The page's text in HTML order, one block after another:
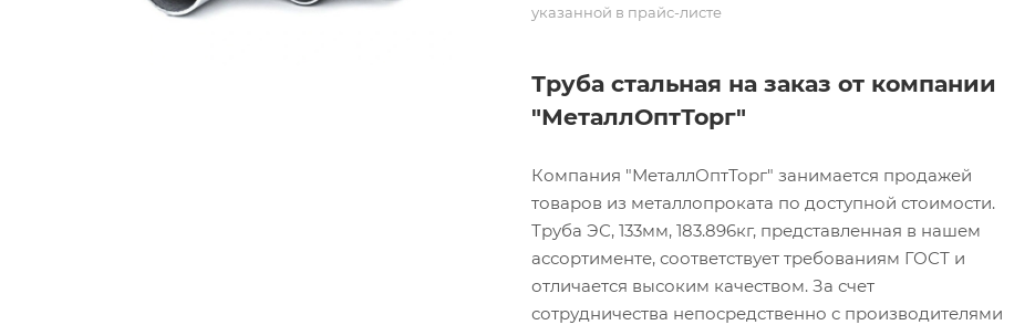
указанной в прайс-листе
Труба стальная на заказ от компании
"МеталлОптТорг"
Компания "МеталлОптТорг" занимается продажей
товаров из металлопроката по доступной стоимости.
Труба ЭС, 133мм, 183.896кг, представленная в нашем
ассортименте, соответствует требованиям ГОСТ и
отличается высоким качеством. За счет
сотрудничества непосредственно с производителями